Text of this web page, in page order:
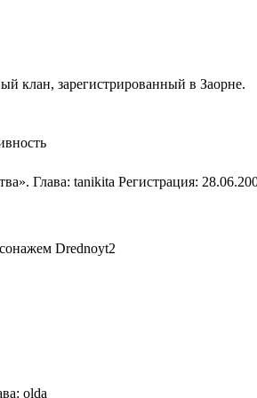
клан, зарегистрированный в Заорне.
Глава: tanikitа Регистрация:
Drednoyt2
olda